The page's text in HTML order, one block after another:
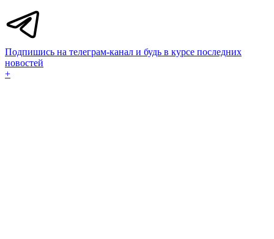
Подпишись на телеграм-канал и будь в курсе последних
новостей
+